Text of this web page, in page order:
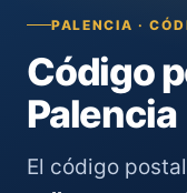
PALENCIA ·
Código
Palencia
El código postal